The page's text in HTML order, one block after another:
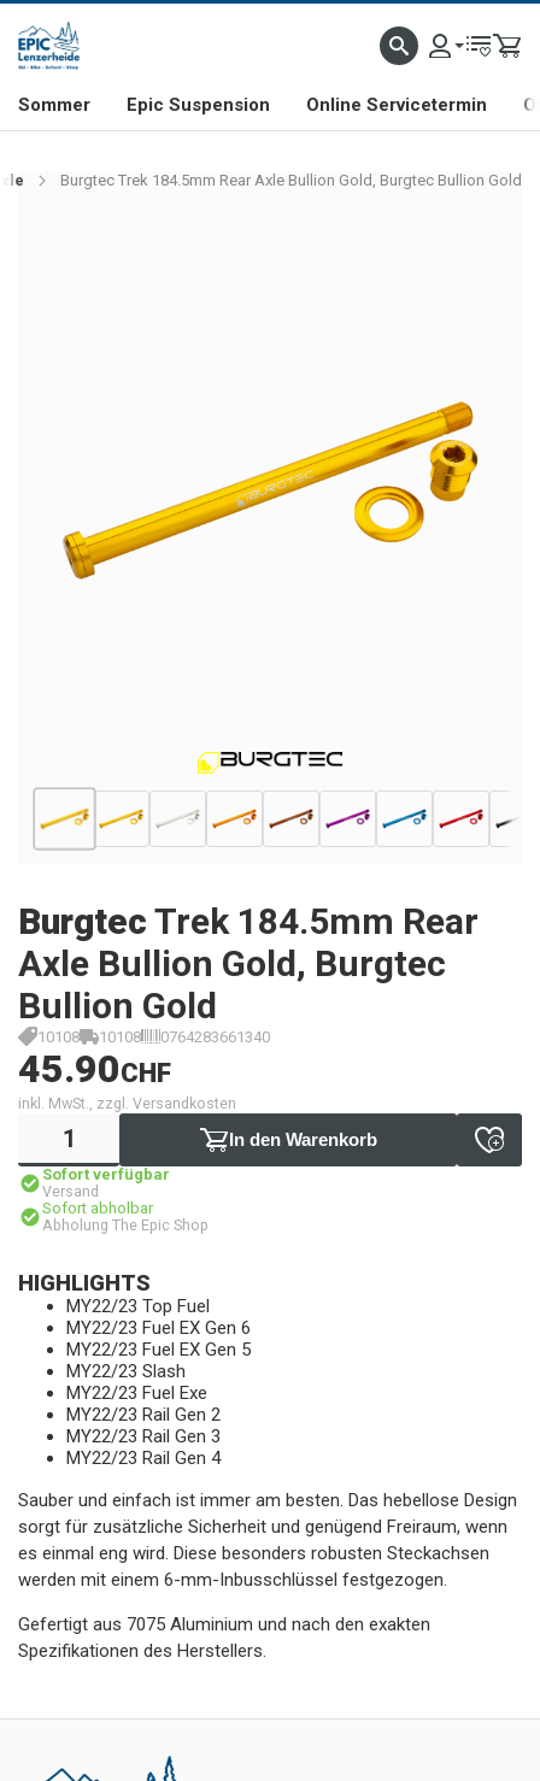
& FREERIDE-SPEZIALIST SCHWEIZER FIRMA SHOP & SHOWROOM IN
Sommer Epic Suspension Online Servicetermin
Burgtec Trek 184.5mm Rear Axle Bullion Gold, Burgtec Bullion Gold
Burgtec Trek 184.5mm Rear
Axle Bullion Gold, Burgtec
Bullion Gold
10108 10108 0764283661340
45.90CHF
inkl. MwSt., zzgl. Versandkosten
In den Warenkorb
Sofort verfügbar
Versand
Sofort abholbar
Abholung The Epic Shop
HIGHLIGHTS
MY22/23 Top Fuel
MY22/23 Fuel EX Gen 6
MY22/23 Fuel EX Gen 5
MY22/23 Slash
MY22/23 Fuel Exe
MY22/23 Rail Gen 2
MY22/23 Rail Gen 3
MY22/23 Rail Gen 4
Sauber und einfach ist immer am besten. Das hebellose Design
sorgt für zusätzliche Sicherheit und genügend Freiraum, wenn
es einmal eng wird. Diese besonders robusten Steckachsen
werden mit einem 6-mm-Inbusschlüssel festgezogen.
Gefertigt aus 7075 Aluminium und nach den exakten
Spezifikationen des Herstellers.